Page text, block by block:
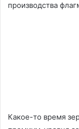
производства
Какое-то время